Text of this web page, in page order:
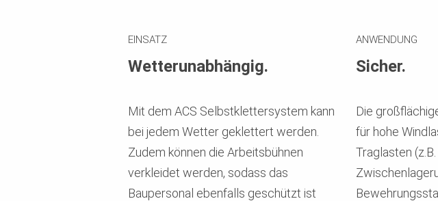
EINSATZ
Wetterunabhängig.
Mit dem ACS Selbstklettersystem kann
bei jedem Wetter geklettert werden.
Zudem können die Arbeitsbühnen
verkleidet werden, sodass das
Baupersonal ebenfalls geschützt ist
ANWENDUNG
Sicher.
Die
für hohe
Traglasten